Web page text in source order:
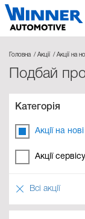
Головна Акції Акції на
Подбай
Категорія
Акції на
Акції сервісу
Всі акції